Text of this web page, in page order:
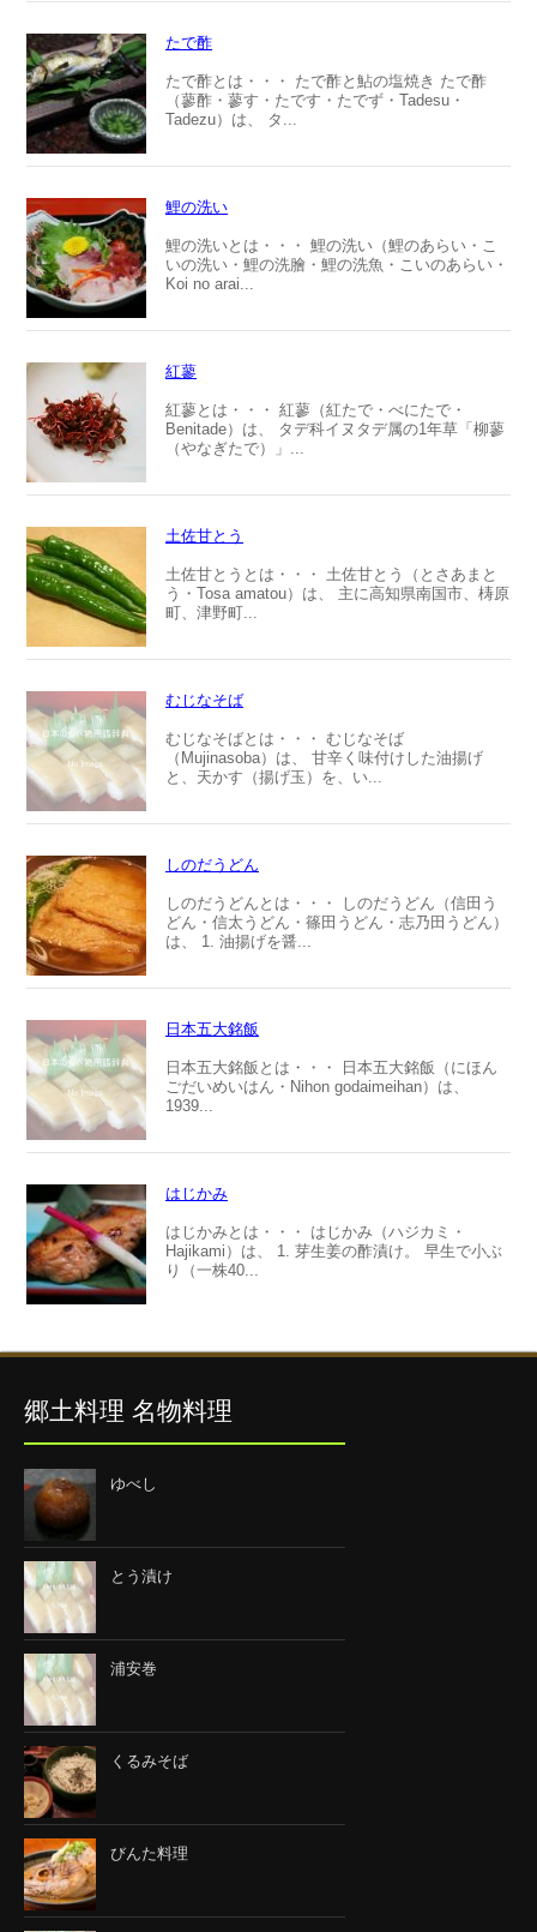
たで酢
たで酢とは・・・ たで酢と鮎の塩焼き たで酢
（蓼酢・蓼す・たです・たでず・Tadesu・
Tadezu）は、 タ...
鯉の洗い
鯉の洗いとは・・・ 鯉の洗い（鯉のあらい・こ
いの洗い・鯉の洗膾・鯉の洗魚・こいのあらい・
Koi no arai...
紅蓼
紅蓼とは・・・ 紅蓼（紅たで・べにたで・
Benitade）は、 タデ科イヌタデ属の1年草「柳蓼
（やなぎたで）」...
土佐甘とう
土佐甘とうとは・・・ 土佐甘とう（とさあまと
う・Tosa amatou）は、 主に高知県南国市、梼原
町、津野町...
むじなそば
むじなそばとは・・・ むじなそば
（Mujinasoba）は、 甘辛く味付けした油揚げ
と、天かす（揚げ玉）を、い...
しのだうどん
しのだうどんとは・・・ しのだうどん（信田う
どん・信太うどん・篠田うどん・志乃田うどん）
は、 1. 油揚げを醤...
日本五大銘飯
日本五大銘飯とは・・・ 日本五大銘飯（にほん
ごだいめいはん・Nihon godaimeihan）は、
1939...
はじかみ
はじかみとは・・・ はじかみ（ハジカミ・
Hajikami）は、 1. 芽生姜の酢漬け。 早生で小ぶ
り（一株40...
郷土料理 名物料理
ゆべし
とう漬け
浦安巻
くるみそば
びんた料理